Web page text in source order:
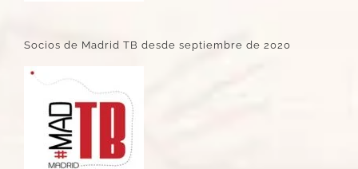
Socios de Madrid TB desde septiembre de 2020